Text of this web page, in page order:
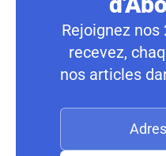
Rejoignez nos
recevez,
nos articles